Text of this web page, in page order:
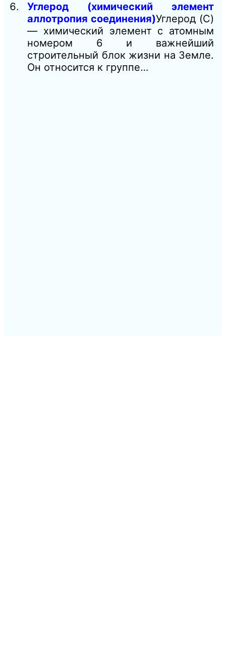
Углерод (химический элемент
аллотропия соединения)Углерод (C)
— химический элемент с атомным
номером 6 и важнейший
строительный блок жизни на Земле.
Он относится к группе…